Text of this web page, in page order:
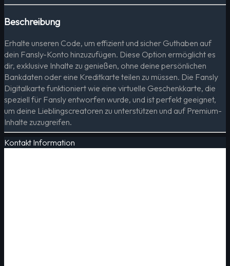
Beschreibung
Erhalte unseren Code, um effizient und sicher Guthaben auf
dein Fansly-Konto hinzuzufügen. Diese Option ermöglicht es
dir, exklusive Inhalte zu genießen, ohne deine persönlichen
Bankdaten oder eine Kreditkarte teilen zu müssen. Die Fansly
Digitalkarte funktioniert wie eine virtuelle Geschenkkarte, die
speziell für Fansly entworfen wurde, und ist perfekt geeignet,
um deine Lieblingscreatoren zu unterstützen und auf Premium-
Inhalte zuzugreifen.
Kontakt Information